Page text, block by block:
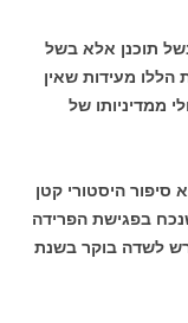
תוכנן אלא בשל
הללו מעידות שאין
ממדיניותו של
היסטורי קטן
בפגישת הפרידה
לשדה בוקר בשנת